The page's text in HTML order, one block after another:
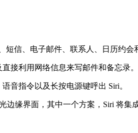
信、电子邮件、联系人、日历约会
接利用网络信息来写邮件和备忘录。
音指令以及长按电源键呼出 Siri。
缘界面，其中一个方案，Siri 将集